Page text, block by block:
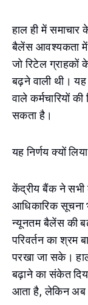
हाल ही में
बैलेंस आवश्यकता में
जो रिटेल
बढ़ने वाली थी।
वाले कर्मचारियों
सकता है।
यह निर्णय क्यों
केंद्रीय बैंक ने सभी
आधिकारिक सूचना
न्यूनतम बैलेंस की
परिवर्तन का श्रम
परखा जा सके।
बढ़ाने का संकेत
आता है, लेकिन अब